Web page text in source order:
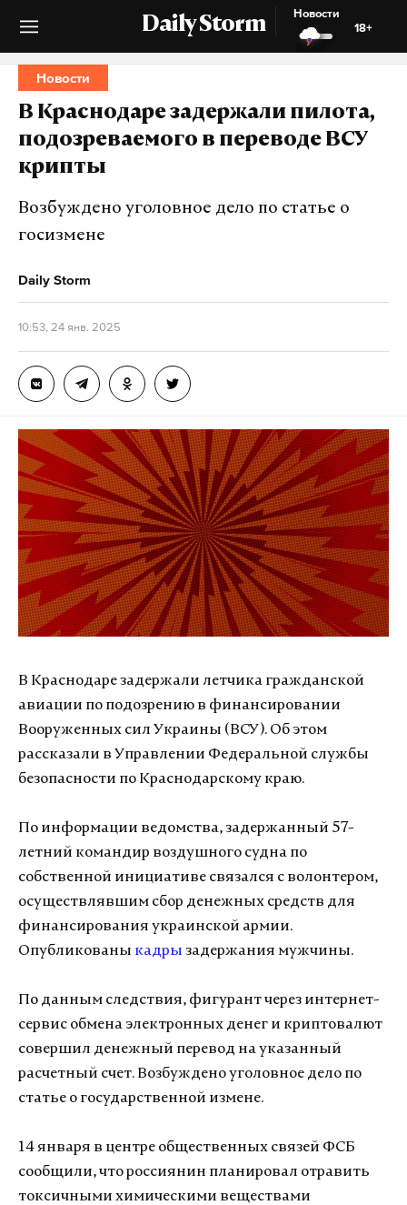
Daily Storm
Новости
18+
Новости
В Краснодаре задержали пилота,
подозреваемого в переводе ВСУ
крипты
Возбуждено уголовное дело по статье о
госизмене
Daily Storm
10:53, 24 янв. 2025
В Краснодаре задержали летчика гражданской
авиации по подозрению в финансировании
Вооруженных сил Украины (ВСУ). Об этом
рассказали в Управлении Федеральной службы
безопасности по Краснодарскому краю.
По информации ведомства, задержанный 57-
летний командир воздушного судна по
собственной инициативе связался с волонтером,
осуществлявшим сбор денежных средств для
финансирования украинской армии.
Опубликованы кадры задержания мужчины.
По данным следствия, фигурант через интернет-
сервис обмена электронных денег и криптовалют
совершил денежный перевод на указанный
расчетный счет. Возбуждено уголовное дело по
статье о государственной измене.
14 января в центре общественных связей ФСБ
сообщили, что россиянин планировал отравить
токсичными химическими веществами